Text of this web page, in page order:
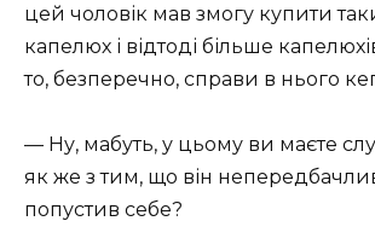
цей чоловік мав змогу купити
капелюх і відтоді більше
то, безперечно, справи в нього
— Ну, мабуть, у цьому ви маєте
як же з тим, що він
попустив себе?